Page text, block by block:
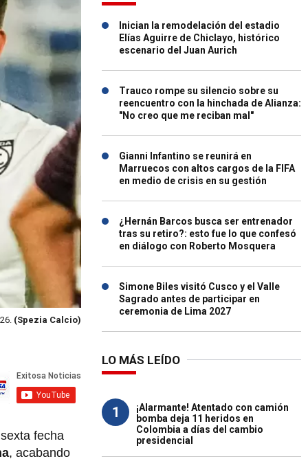
(Spezia Calcio)
fecha
, acabando
Inician la remodelación del estadio
Elías Aguirre de Chiclayo, histórico
escenario del Juan Aurich
Trauco rompe su silencio sobre su
reencuentro con la hinchada de Alianza:
"No creo que me reciban mal"
Gianni Infantino se reunirá en
Marruecos con altos cargos de la FIFA
en medio de crisis en su gestión
¿Hernán Barcos busca ser entrenador
tras su retiro?: esto fue lo que confesó
en diálogo con Roberto Mosquera
Simone Biles visitó Cusco y el Valle
Sagrado antes de participar en
ceremonia de Lima 2027
LO MÁS LEÍDO
1
¡Alarmante! Atentado con camión
bomba deja 11 heridos en
Colombia a días del cambio
presidencial